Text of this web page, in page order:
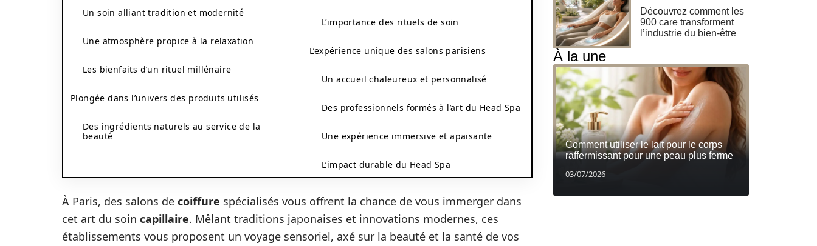
Un soin alliant tradition et modernité
Une atmosphère propice à la relaxation
Les bienfaits d’un rituel millénaire
Plongée dans l’univers des produits utilisés
Des ingrédients naturels au service de la
beauté
L’importance des rituels de soin
L’expérience unique des salons parisiens
Un accueil chaleureux et personnalisé
Des professionnels formés à l’art du Head Spa
Une expérience immersive et apaisante
L’impact durable du Head Spa
À Paris, des salons de coiffure spécialisés vous offrent la chance de vous immerger dans
cet art du soin capillaire. Mêlant traditions japonaises et innovations modernes, ces
établissements vous proposent un voyage sensoriel, axé sur la beauté et la santé de vos
Découvrez comment les
900 care transforment
l’industrie du bien-être
À la une
Comment utiliser le lait pour le corps
raffermissant pour une peau plus ferme
03/07/2026